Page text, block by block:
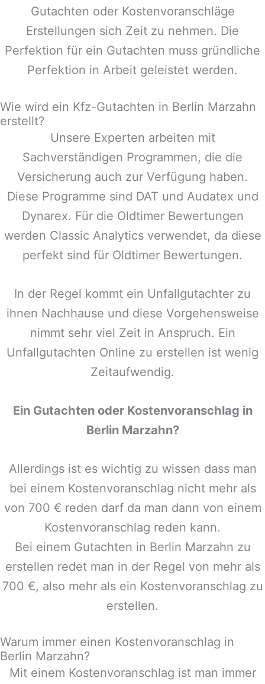
Gutachten oder Kostenvoranschläge
Erstellungen sich Zeit zu nehmen. Die
Perfektion für ein Gutachten muss gründliche
Perfektion in Arbeit geleistet werden.
Wie wird ein Kfz-Gutachten in Berlin Marzahn
erstellt?
Unsere Experten arbeiten mit
Sachverständigen Programmen, die die
Versicherung auch zur Verfügung haben.
Diese Programme sind DAT und Audatex und
Dynarex. Für die Oldtimer Bewertungen
werden Classic Analytics verwendet, da diese
perfekt sind für Oldtimer Bewertungen.
In der Regel kommt ein Unfallgutachter zu
ihnen Nachhause und diese Vorgehensweise
nimmt sehr viel Zeit in Anspruch. Ein
Unfallgutachten Online zu erstellen ist wenig
Zeitaufwendig.
Ein Gutachten oder Kostenvoranschlag in
Berlin Marzahn?
Allerdings ist es wichtig zu wissen dass man
bei einem Kostenvoranschlag nicht mehr als
von 700 € reden darf da man dann von einem
Kostenvoranschlag reden kann.
Bei einem Gutachten in Berlin Marzahn zu
erstellen redet man in der Regel von mehr als
700 €, also mehr als ein Kostenvoranschlag zu
erstellen.
Warum immer einen Kostenvoranschlag in
Berlin Marzahn?
Mit einem Kostenvoranschlag ist man immer